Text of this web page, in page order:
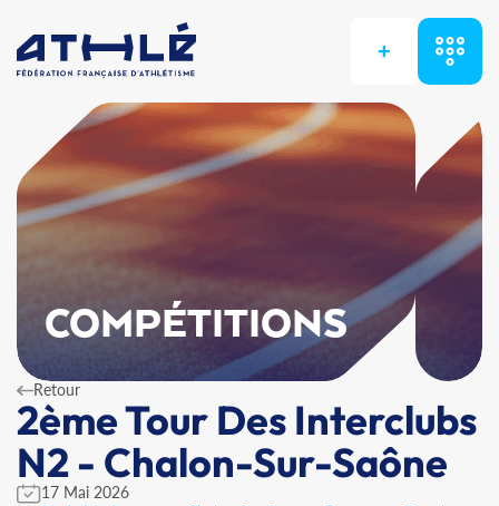
+
COMPÉTITIONS
Retour
2ème Tour Des Interclubs
N2 - Chalon-Sur-Saône
17 Mai 2026